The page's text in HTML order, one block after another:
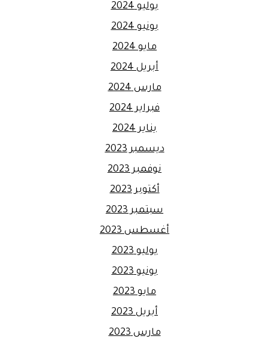
يوليو 2024
يونيو 2024
مايو 2024
أبريل 2024
مارس 2024
فبراير 2024
يناير 2024
ديسمبر 2023
نوفمبر 2023
أكتوبر 2023
سبتمبر 2023
أغسطس 2023
يوليو 2023
يونيو 2023
مايو 2023
أبريل 2023
مارس 2023